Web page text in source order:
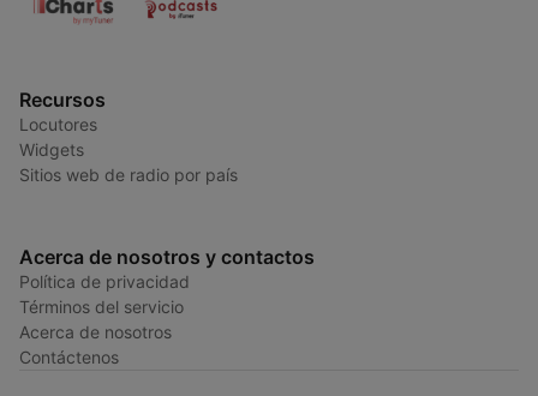
Recursos
Locutores
Widgets
Sitios web de radio por país
Acerca de nosotros y contactos
Política de privacidad
Términos del servicio
Acerca de nosotros
Contáctenos